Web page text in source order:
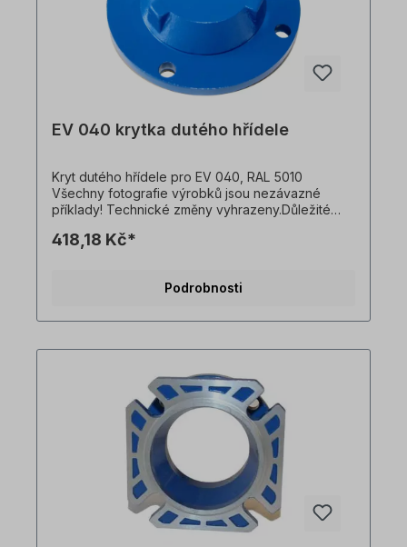
EV 040 krytka dutého hřídele
Kryt dutého hřídele pro EV 040, RAL 5010
Všechny fotografie výrobků jsou nezávazné
příklady! Technické změny vyhrazeny.Důležité
zakázku. Vrácení zboží ani zrušení objednávky
418,18 Kč*
Podrobnosti